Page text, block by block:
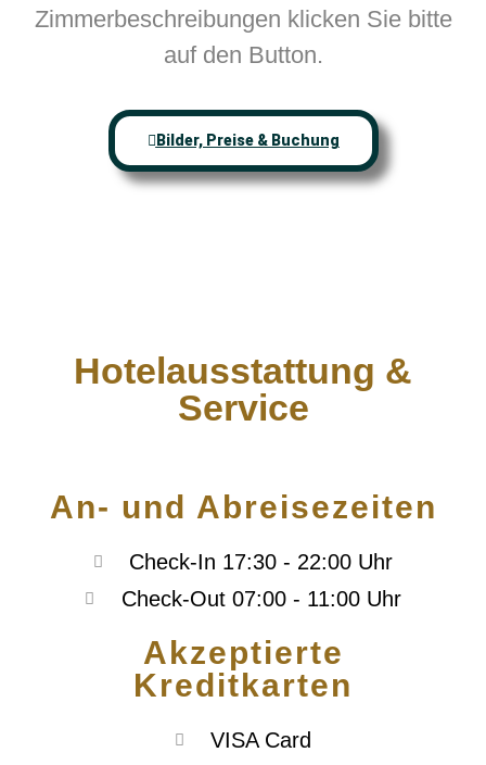
Zimmerbeschreibungen klicken Sie bitte
auf den Button.
Bilder, Preise & Buchung
Hotelausstattung &
Service
An- und Abreisezeiten
Check-In 17:30 - 22:00 Uhr
Check-Out 07:00 - 11:00 Uhr
Akzeptierte
Kreditkarten
VISA Card